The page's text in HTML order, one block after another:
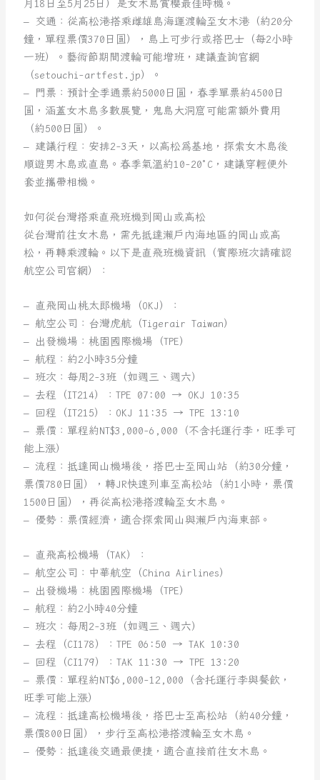
月18日至5月25日）是女木島賞櫻最佳時機。
– 交通：從高松港搭乘雌雄島海運渡輪至女木港（約20分
鐘，單程票價370日圓），島上可步行或搭巴士（每2小時
一班）。藝術節期間渡輪可能增班，建議查詢官網
（setouchi-artfest.jp）。
– 門票：預計全季通票約5000日圓，春季單票約4500日
圓，涵蓋女木島多數展覽，鬼島大洞窟可能需額外費用
（約500日圓）。
– 建議行程：安排2-3天，以高松為基地，探索女木島後
順遊男木島或直島。春季氣溫約10-20°C，建議穿輕便外
套並攜帶相機。
如何從台灣搭乘直飛班機到岡山或高松
從台灣前往女木島，需先抵達瀨戶內海地區的岡山或高
松，再轉乘渡輪。以下是直飛班機資訊（實際班次請確認
航空公司官網）：
– 直飛岡山桃太郎機場（OKJ）：
– 航空公司：台灣虎航（Tigerair Taiwan）
– 出發機場：桃園國際機場（TPE）
– 航程：約2小時35分鐘
– 班次：每周2-3班（如週三、週六）
– 去程（IT214）：TPE 07:00 → OKJ 10:35
– 回程（IT215）：OKJ 11:35 → TPE 13:10
– 票價：單程約NT$3,000-6,000（不含托運行李，旺季可
能上漲）
– 流程：抵達岡山機場後，搭巴士至岡山站（約30分鐘，
票價780日圓），轉JR快速列車至高松站（約1小時，票價
1500日圓），再從高松港搭渡輪至女木島。
– 優勢：票價經濟，適合探索岡山與瀨戶內海東部。
– 直飛高松機場（TAK）：
– 航空公司：中華航空（China Airlines）
– 出發機場：桃園國際機場（TPE）
– 航程：約2小時40分鐘
– 班次：每周2-3班（如週三、週六）
– 去程（CI178）：TPE 06:50 → TAK 10:30
– 回程（CI179）：TAK 11:30 → TPE 13:20
– 票價：單程約NT$6,000-12,000（含托運行李與餐飲，
旺季可能上漲）
– 流程：抵達高松機場後，搭巴士至高松站（約40分鐘，
票價800日圓），步行至高松港搭渡輪至女木島。
– 優勢：抵達後交通最便捷，適合直接前往女木島。